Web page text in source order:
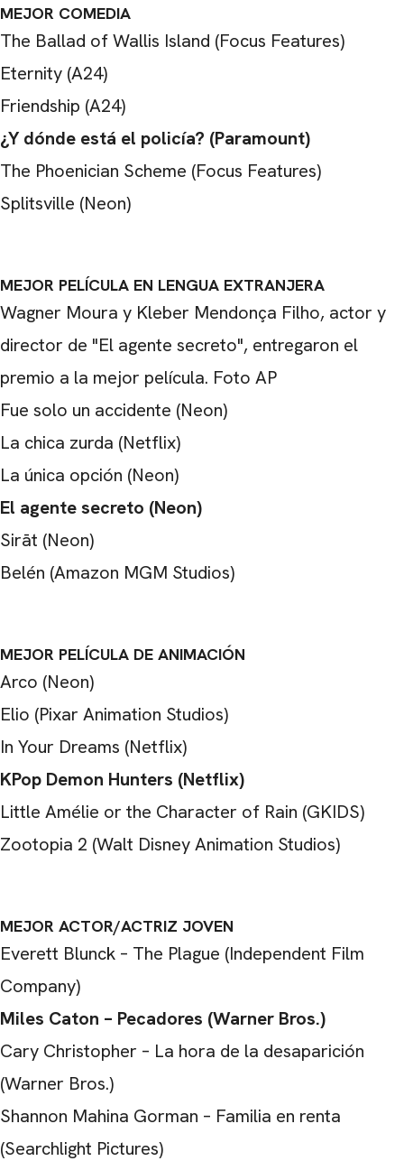
MEJOR COMEDIA
The Ballad of Wallis Island (Focus Features)
Eternity (A24)
Friendship (A24)
¿Y dónde está el policía? (Paramount)
The Phoenician Scheme (Focus Features)
Splitsville (Neon)
MEJOR PELÍCULA EN LENGUA EXTRANJERA
Wagner Moura y Kleber Mendonça Filho, actor y
director de "El agente secreto", entregaron el
premio a la mejor película. Foto AP
Fue solo un accidente (Neon)
La chica zurda (Netflix)
La única opción (Neon)
El agente secreto (Neon)
Sirāt (Neon)
Belén (Amazon MGM Studios)
MEJOR PELÍCULA DE ANIMACIÓN
Arco (Neon)
Elio (Pixar Animation Studios)
In Your Dreams (Netflix)
KPop Demon Hunters (Netflix)
Little Amélie or the Character of Rain (GKIDS)
Zootopia 2 (Walt Disney Animation Studios)
MEJOR ACTOR/ACTRIZ JOVEN
Everett Blunck – The Plague (Independent Film
Company)
Miles Caton – Pecadores (Warner Bros.)
Cary Christopher – La hora de la desaparición
(Warner Bros.)
Shannon Mahina Gorman – Familia en renta
(Searchlight Pictures)